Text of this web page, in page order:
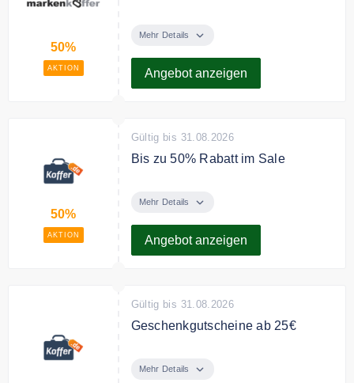
50%
AKTION
top-Marken
Mehr Details
Angebot anzeigen
50%
AKTION
Gültig bis 31.08.2026
Bis zu 50% Rabatt im Sale
Rabatt auf ausgewählte Taschen
Mehr Details
Angebot anzeigen
Gültig bis 31.08.2026
Geschenkgutscheine ab 25€
Koffer.de liegt man immer richtig.
Mehr Details